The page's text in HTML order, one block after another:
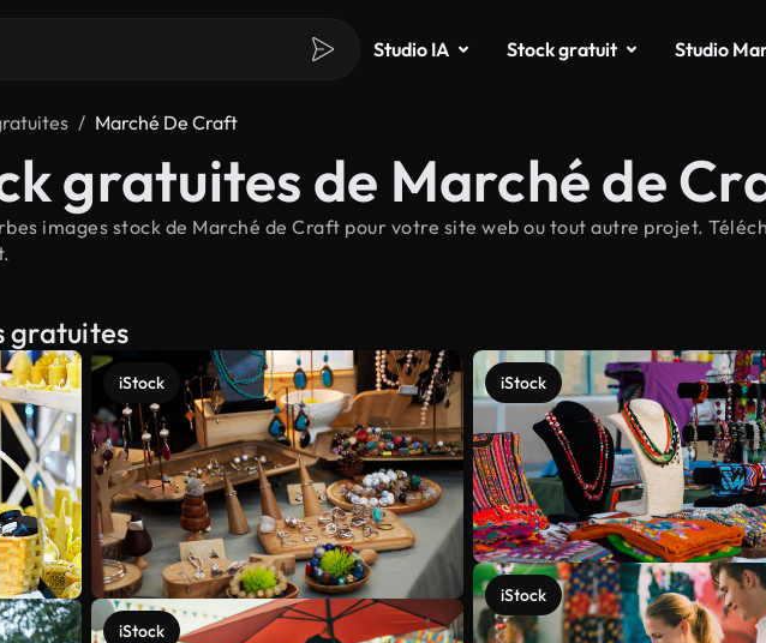
Studio IA Stock gratuit Studio
Marché De Craft
gratuites de Marché de
images stock de Marché de Craft pour votre site web ou tout autre projet.
gratuites
iStock
iStock
iStock
iStock